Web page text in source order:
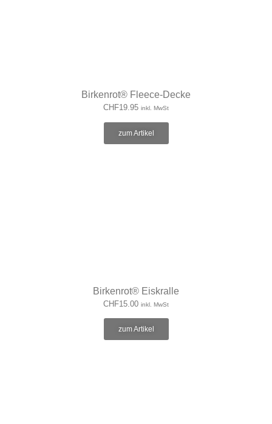
Birkenrot® Fleece-Decke
CHF19.95 inkl. MwSt
zum Artikel
Birkenrot® Eiskralle
CHF15.00 inkl. MwSt
zum Artikel